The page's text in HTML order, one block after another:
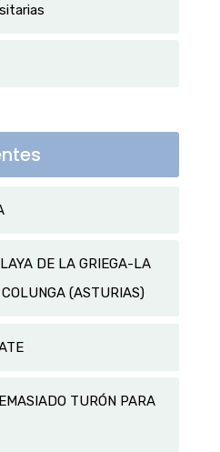
DE LA GRIEGA-LA
COLUNGA (ASTURIAS)
TURÓN PARA